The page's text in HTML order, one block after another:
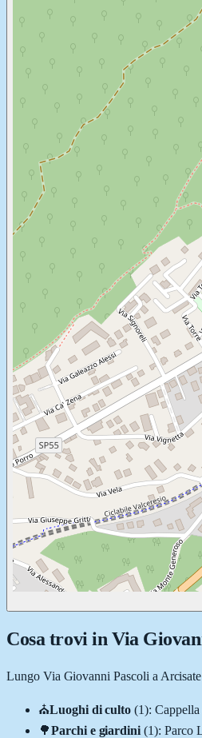
Cosa trovi in Via
Lungo Via Giovanni Pascoli a Arcisate
⛪Luoghi di culto (1):
🌳Parchi e giardini (1): Parco